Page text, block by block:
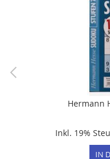
Hermann
Inkl. 19%
IN